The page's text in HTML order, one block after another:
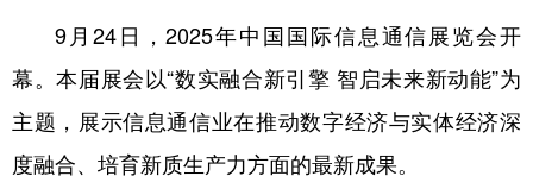
科技 科创 量子 体育
文化 书画 健康 军事
9月24日，2025年中国国际信息通信展览会开
幕。本届展会以“数实融合新引擎 智启未来新动能”为
主题，展示信息通信业在推动数字经济与实体经济深
度融合、培育新质生产力方面的最新成果。